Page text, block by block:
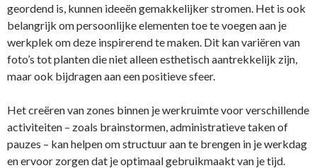
geordend is, kunnen ideeën gemakkelijker stromen. Het is ook
belangrijk om persoonlijke elementen toe te voegen aan je
werkplek om deze inspirerend te maken. Dit kan variëren van
foto’s tot planten die niet alleen esthetisch aantrekkelijk zijn,
maar ook bijdragen aan een positieve sfeer.
Het creëren van zones binnen je werkruimte voor verschillende
activiteiten – zoals brainstormen, administratieve taken of
pauzes – kan helpen om structuur aan te brengen in je werkdag
en ervoor zorgen dat je optimaal gebruikmaakt van je tijd.